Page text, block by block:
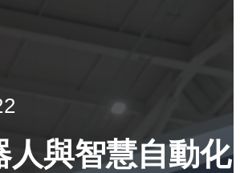
人與智慧自動化